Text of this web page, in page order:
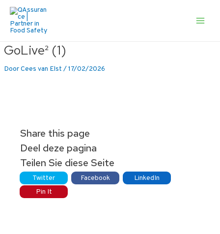
naar
GoLive² (1)
DoorCees van Elst /17/02/2026
Share this page
Deel deze pagina
Teilen Sie diese Seite
Twitter Facebook
LinkedIn
Pin It